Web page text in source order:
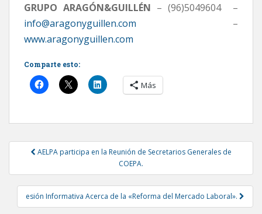
GRUPO ARAGÓN&GUILLÉN – (96)5049604 –
info@aragonyguillen.com –
www.aragonyguillen.com
Comparte esto:
Más
PostAELPA participa en la Reunión de Secretarios Generales de
COEPA.
esión Informativa Acerca de la «Reforma del Mercado Laboral».